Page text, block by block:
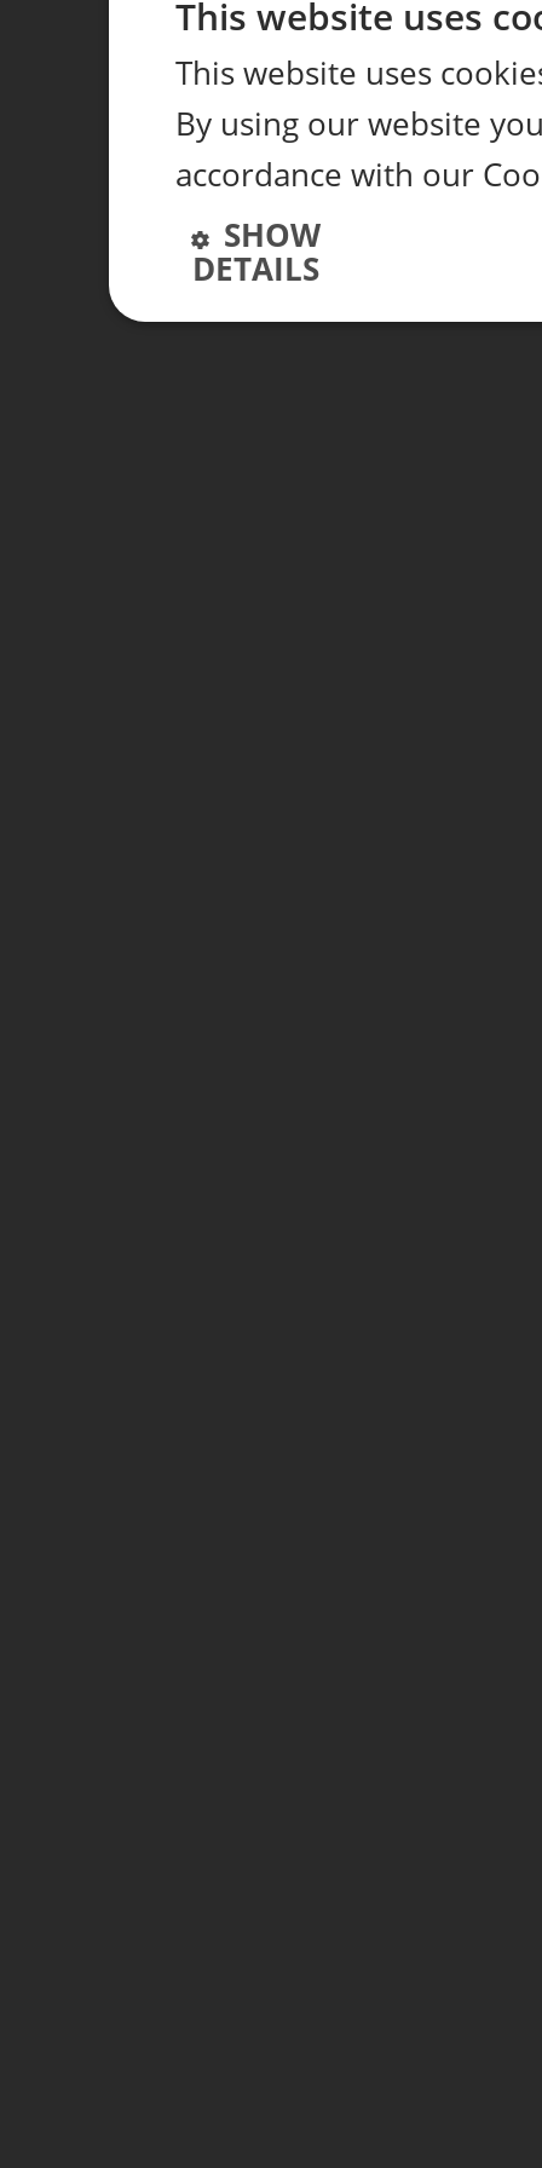
This website uses
This website uses
By using our website
accordance with our
SHOW
DETAILS